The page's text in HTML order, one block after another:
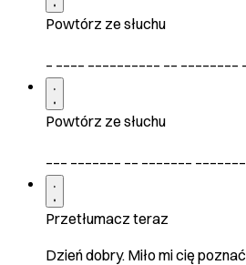
Powtórz ze słuchu
Powtórz ze słuchu
Przetłumacz teraz
Dzień dobry. Miło mi cię poznać